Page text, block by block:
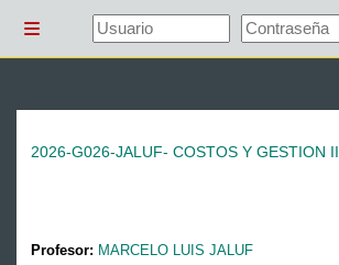
Panel lateral
2026-G026-JALUF- COSTOS Y GESTION II
Profesor: MARCELO LUIS JALUF